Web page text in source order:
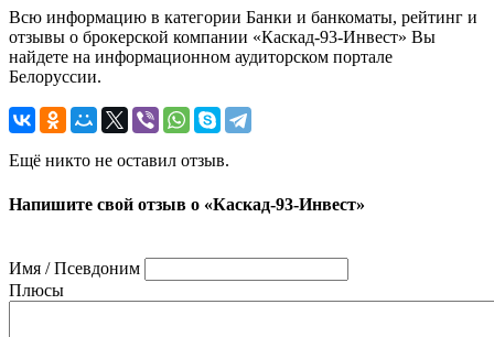
Всю информацию в категории Банки и банкоматы, рейтинг и
отзывы о брокерской компании «Каскад-93-Инвест» Вы
найдете на информационном аудиторском портале
Белоруссии.
Ещё никто не оставил отзыв.
Напишите свой отзыв о «Каскад-93-Инвест»
Имя / Псевдоним
Плюсы